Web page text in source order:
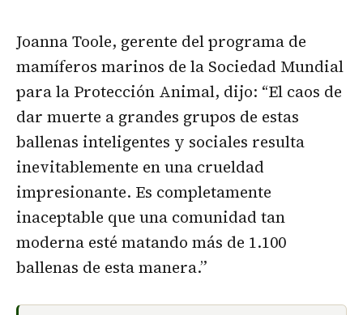
Joanna Toole, gerente del programa de
mamíferos marinos de la Sociedad Mundial
para la Protección Animal, dijo: “El caos de
dar muerte a grandes grupos de estas
ballenas inteligentes y sociales resulta
inevitablemente en una crueldad
impresionante. Es completamente
inaceptable que una comunidad tan
moderna esté matando más de 1.100
ballenas de esta manera.”